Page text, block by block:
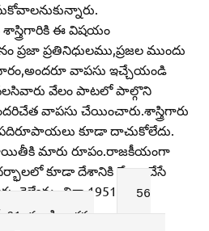
శాస్త్రిగారికి ఈ విషయం
ప్రతినిధులము,ప్రజల ముందు
వాపసు ఇచ్చేయండి
వేలం పాటలో పాల్గొని
వాపసు చేయించారు.శాస్త్రిగారు
కూడా దాచుకోలేదు.
మారు రూపం.రాజకీయంగా
కూడా దేశానికి మేలు చేసే
రైల్వేమంత్రిగా 1951
56
నుండి ఆగస్టు